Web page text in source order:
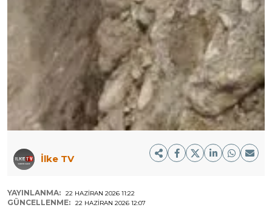
İlke TV
YAYINLANMA: 22 HAZIRAN 2026 11:22
GÜNCELLENME: 22 HAZIRAN 2026 12:07